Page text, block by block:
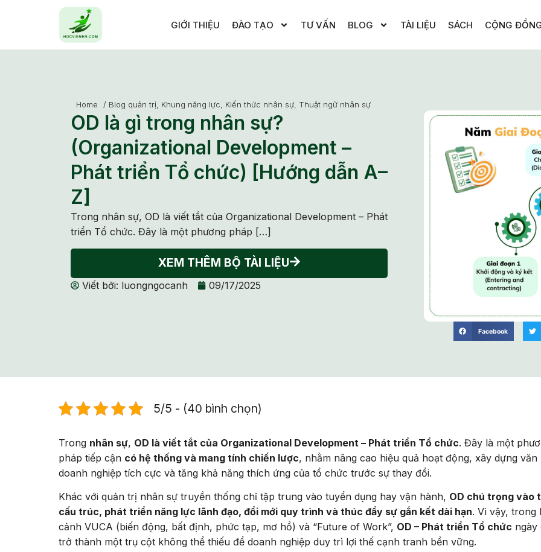
GIỚI THIỆU ĐÀO TẠO TƯ VẤN BLOG TÀI LIỆU SÁCH CỘNG
Home / Blog quản trị, Khung năng lực, Kiến thức nhân sự, Thuật ngữ nhân sự
OD là gì trong nhân sự?
(Organizational Development –
Phát triển Tổ chức) [Hướng dẫn A–
Z]
Trong nhân sự, OD là viết tắt của Organizational Development – Phát
triển Tổ chức. Đây là một phương pháp […]
XEM THÊM BỘ TÀI LIỆU
Viết bởi: luongngocanh 09/17/2025
Facebook
5/5 - (40 bình chọn)
Trong nhân sự, OD là viết tắt của Organizational Development – Phát triển Tổ chức. Đây là một
pháp tiếp cận có hệ thống và mang tính chiến lược, nhằm nâng cao hiệu quả hoạt động, xây dựng văn
doanh nghiệp tích cực và tăng khả năng thích ứng của tổ chức trước sự thay đổi.
Khác với quản trị nhân sự truyền thống chỉ tập trung vào tuyển dụng hay vận hành, OD chú trọng vào
cấu trúc, phát triển năng lực lãnh đạo, đổi mới quy trình và thúc đẩy sự gắn kết dài hạn. Vì vậy, trong
cảnh VUCA (biến động, bất định, phức tạp, mơ hồ) và “Future of Work”, OD – Phát triển Tổ chức ngày
trở thành một trụ cột không thể thiếu để doanh nghiệp duy trì lợi thế cạnh tranh bền vững.